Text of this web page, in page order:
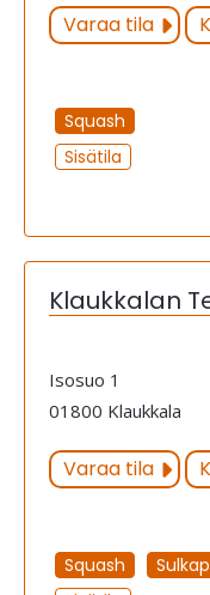
Varaa tila
Squash
Sisätila
Klaukkalan
Isosuo 1
01800 Klaukkala
Varaa tila
Squash